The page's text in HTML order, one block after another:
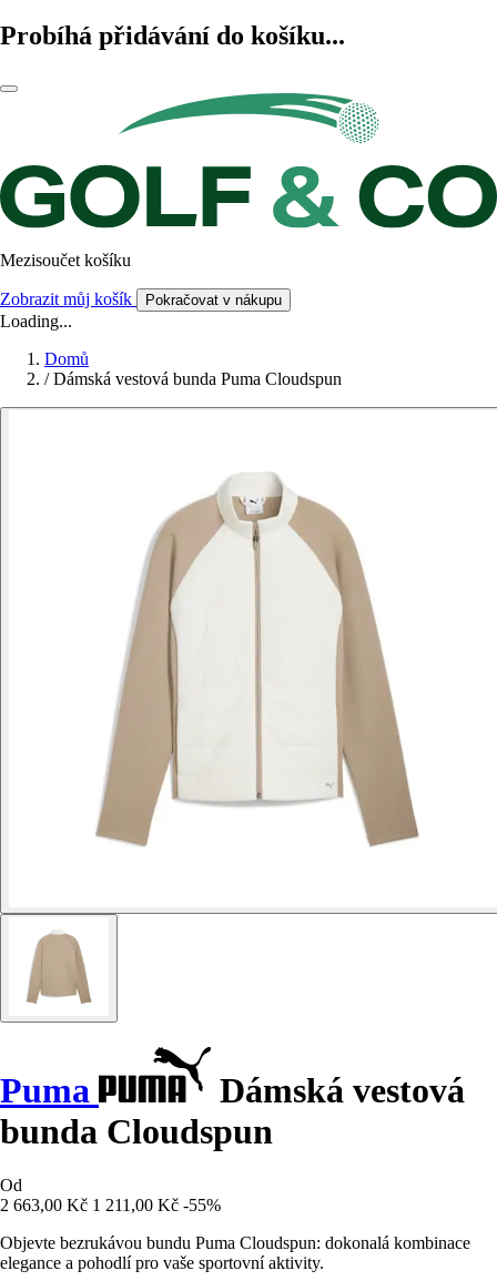
Probíhá přidávání do košíku...
Mezisoučet košíku
Zobrazit můj košík Pokračovat v nákupu
Loading...
Domů
/ Dámská vestová bunda Puma Cloudspun
Puma
Dámská vestová
bunda Cloudspun
Od
2 663,00 Kč 1 211,00 Kč -55%
Objevte bezrukávou bundu Puma Cloudspun: dokonalá kombinace
elegance a pohodlí pro vaše sportovní aktivity.